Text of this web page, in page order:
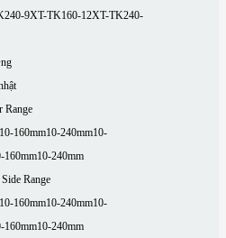
9XT-TK160-12XT-TK240-
Range
10-160mm10-240mm10-
160mm10-240mm
Range
10-160mm10-240mm10-
160mm10-240mm